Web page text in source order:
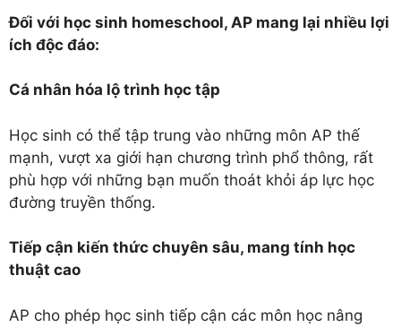
Đối với học sinh homeschool, AP mang lại nhiều lợi
ích độc đáo:
Cá nhân hóa lộ trình học tập
Học sinh có thể tập trung vào những môn AP thế
mạnh, vượt xa giới hạn chương trình phổ thông, rất
phù hợp với những bạn muốn thoát khỏi áp lực học
đường truyền thống.
Tiếp cận kiến thức chuyên sâu, mang tính học
thuật cao
AP cho phép học sinh tiếp cận các môn học nâng